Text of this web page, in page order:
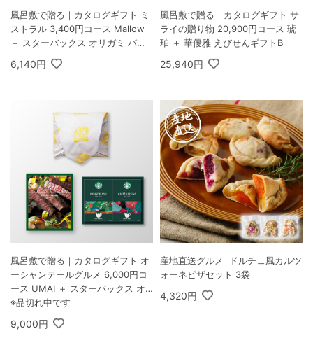
風呂敷で贈る｜カタログギフト ミ
ストラル 3,400円コース Mallow
＋ スターバックス オリガミ パー
ソナルドリップ コーヒーギフトB
6,140円
風呂敷で贈る｜カタログギフト サ
ライの贈り物 20,900円コース 琥
珀 ＋ 華優雅 えびせんギフトB
25,940円
風呂敷で贈る｜カタログギフト オ
ーシャンテールグルメ 6,000円コ
ース UMAI ＋ スターバックス オ
リガミ パーソナルドリップ コーヒ
※品切れ中です
9,000円
産地直送グルメ│ドルチェ風カルツ
ォーネピザセット 3袋
4,320円